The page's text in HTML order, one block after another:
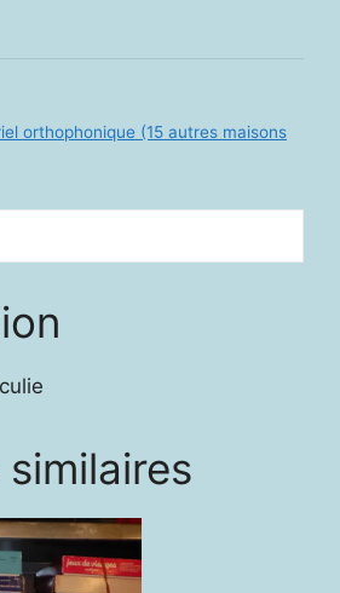
orthophonique (15 autres maisons